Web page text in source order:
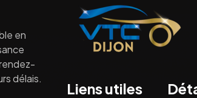
en
délais.
Liens utiles